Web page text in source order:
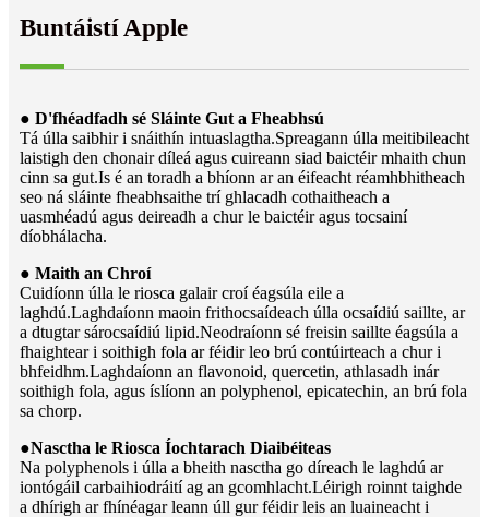
Buntáistí Apple
● D'fhéadfadh sé Sláinte Gut a Fheabhsú
Tá úlla saibhir i snáithín intuaslagtha.Spreagann úlla meitibileacht
laistigh den chonair díleá agus cuireann siad baictéir mhaith chun
cinn sa gut.Is é an toradh a bhíonn ar an éifeacht réamhbhitheach
seo ná sláinte fheabhsaithe trí ghlacadh cothaitheach a
uasmhéadú agus deireadh a chur le baictéir agus tocsainí
díobhálacha.
● Maith an Chroí
Cuidíonn úlla le riosca galair croí éagsúla eile a
laghdú.Laghdaíonn maoin frithocsaídeach úlla ocsaídiú saillte, ar
a dtugtar sárocsaídiú lipid.Neodraíonn sé freisin saillte éagsúla a
fhaightear i soithigh fola ar féidir leo brú contúirteach a chur i
bhfeidhm.Laghdaíonn an flavonoid, quercetin, athlasadh inár
soithigh fola, agus íslíonn an polyphenol, epicatechin, an brú fola
sa chorp.
●Nasctha le Riosca Íochtarach Diaibéiteas
Na polyphenols i úlla a bheith nasctha go díreach le laghdú ar
iontógáil carbaihiodráití ag an gcomhlacht.Léirigh roinnt taighde
a dhírigh ar fhínéagar leann úll gur féidir leis an luaineacht i